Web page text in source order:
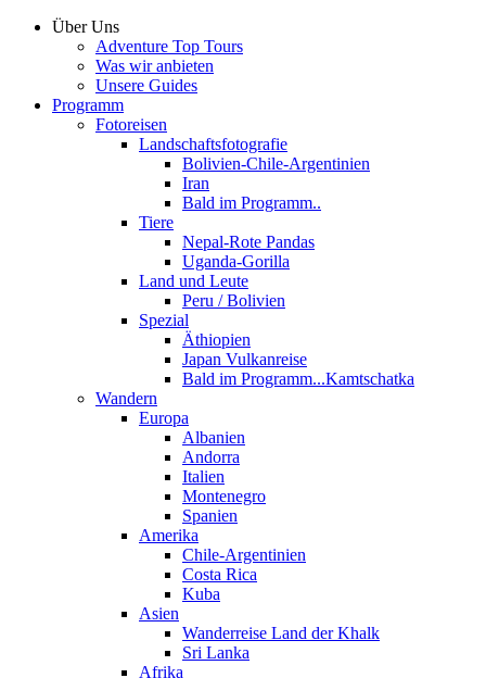
Über Uns
Adventure Top Tours
Was wir anbieten
Unsere Guides
Programm
Fotoreisen
Landschaftsfotografie
Bolivien-Chile-Argentinien
Iran
Bald im Programm..
Tiere
Nepal-Rote Pandas
Uganda-Gorilla
Land und Leute
Peru / Bolivien
Spezial
Äthiopien
Japan Vulkanreise
Bald im Programm...Kamtschatka
Wandern
Europa
Albanien
Andorra
Italien
Montenegro
Spanien
Amerika
Chile-Argentinien
Costa Rica
Kuba
Asien
Wanderreise Land der Khalk
Sri Lanka
Afrika